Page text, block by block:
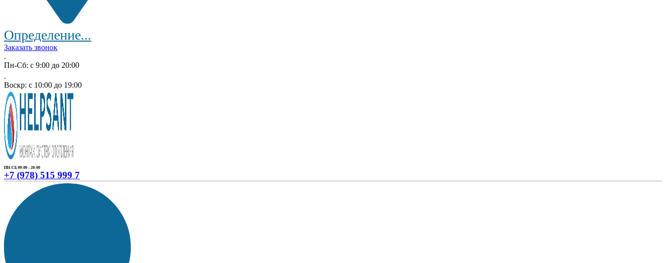
Определение...
Заказать звонок
.
Пн-Сб: с 9:00 до 20:00
.
Воскр: с 10:00 до 19:00
ПН-СБ 09:00 - 20:00
+7 (978) 515 999 7